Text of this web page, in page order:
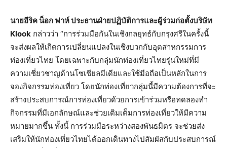
นายอีริค น็อก ฟาห์ ประธานฝ่ายปฏิบัติการและผู้ร่วมก่อตั้งบริษัท
Klook กล่าวว่า “การร่วมมือกันในเชิงกลยุทธ์กับกรุงศรีในครั้งนี้
จะส่งผลให้เกิดการเปลี่ยนแปลงในเชิงบวกกับอุตสาหกรรมการ
ท่องเที่ยวไทย โดยเฉพาะกับกลุ่มนักท่องเที่ยวไทยรุ่นใหม่ที่มี
ความเชี่ยวชาญด้านโซเชียลมีเดียและใช้มือถือเป็นหลักในการ
จองกิจกรรมท่องเที่ยว โดยนักท่องเที่ยวกลุ่มนี้มีความต้องการที่จะ
สร้างประสบการณ์การท่องเที่ยวด้วยการเข้าร่วมหรือทดลองทำ
กิจกรรมที่มีเอกลักษณ์และช่วยเติมเต็มการท่องเที่ยวให้มีความ
หมายมากขึ้น ทั้งนี้ การร่วมมือระหว่างสองพันธมิตร จะช่วยส่ง
เสริมให้นักท่องเที่ยวไทยได้ออกเดินทางไปสัมผัสกับประสบการณ์